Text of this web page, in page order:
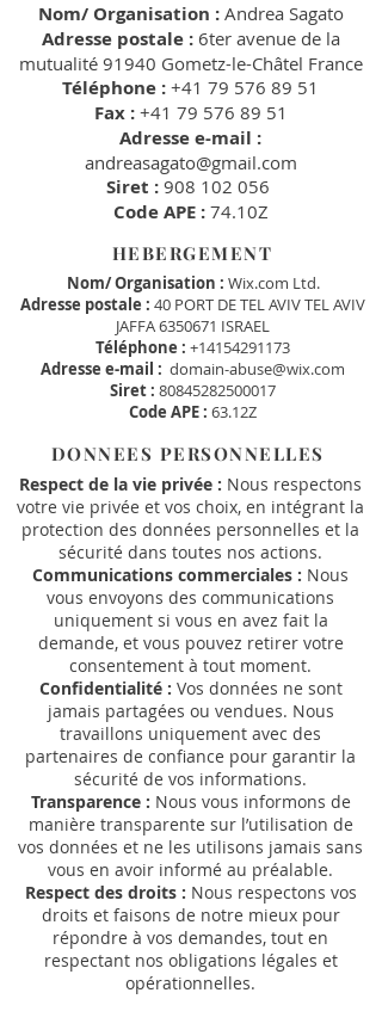
Nom/ Organisation :Andrea Sagato
Adresse postale : 6ter avenue de la
mutualité 91940 Gometz-le-Châtel France
Téléphone : +41 79 576 89 51
Fax : +41 79 576 89 51
Adresse e-mail :
andreasagato@gmail.com
Siret : 908 102 056
Code APE :74.10Z
HEBERGEMENT
Nom/ Organisation : Wix.com Ltd.
Adresse postale : 40 PORT DE TEL AVIV TEL AVIV
JAFFA6350671 ISRAEL
Téléphone : +14154291173
Adresse e-mail : domain-abuse@wix.com
Siret : 80845282500017
Code APE : 63.12Z
DONNEES PERSONNELLES
Respect de la vie privée : Nous respectons
votre vie privée et vos choix, en intégrant la
protection des données personnelles et la
sécurité dans toutes nos actions.
Communications commerciales : Nous
vous envoyons des communications
uniquement si vous en avez fait la
demande, et vous pouvez retirer votre
consentement à tout moment.
Confidentialité : Vos données ne sont
jamais partagées ou vendues. Nous
travaillons uniquement avec des
partenaires de confiance pour garantir la
sécurité de vos informations.
Transparence : Nous vous informons de
manière transparente sur l’utilisation de
vos données et ne les utilisons jamais sans
vous en avoir informé au préalable.
Respect des droits : Nous respectons vos
droits et faisons de notre mieux pour
répondre à vos demandes, tout en
respectant nos obligations légales et
opérationnelles.